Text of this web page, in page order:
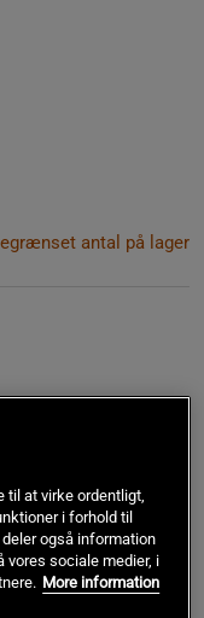
antal på lager
til at virke ordentligt,
i forhold til
også information
vores sociale medier, i
More information